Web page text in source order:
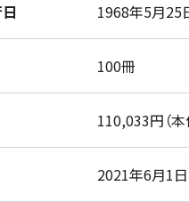
1968年5月25
100冊
110,033円（
2021年6月1日